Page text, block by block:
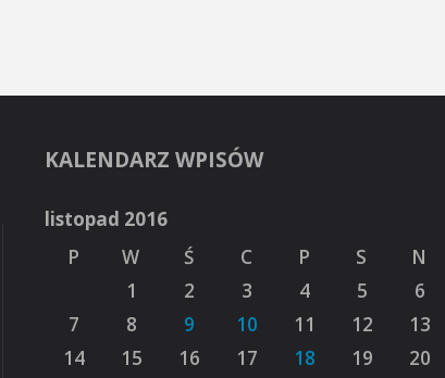
KALENDARZ WPISÓW
listopad 2016
P
W Ś C P S
N
1
2 3 4 5
6
7
8 9 10 11 12
13
14
15 16 17 18 19 20